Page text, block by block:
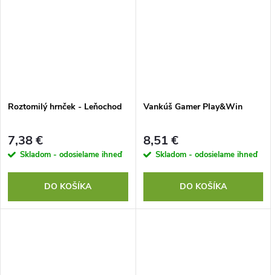
Roztomilý hrnček - Leňochod
7,38 €
Skladom - odosielame ihneď
DO KOŠÍKA
Vankúš Gamer Play&Win
8,51 €
Skladom - odosielame ihneď
DO KOŠÍKA